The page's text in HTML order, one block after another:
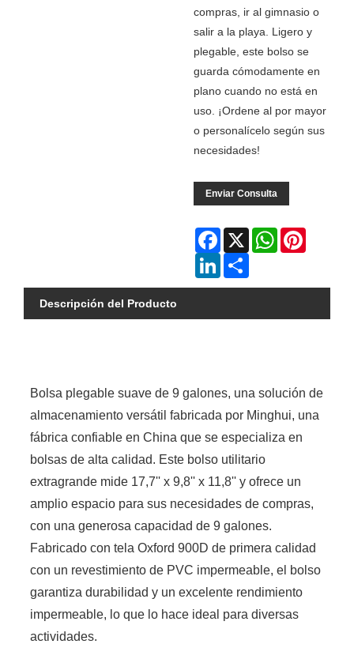
compras, ir al gimnasio o
salir a la playa. Ligero y
plegable, este bolso se
guarda cómodamente en
plano cuando no está en
uso. ¡Ordene al por mayor
o personalícelo según sus
necesidades!
Enviar Consulta
Facebook
X WhatsApp
LinkedIn
Descripción del Producto
Bolsa plegable suave de 9 galones, una solución de
almacenamiento versátil fabricada por Minghui, una
fábrica confiable en China que se especializa en
bolsas de alta calidad. Este bolso utilitario
extragrande mide 17,7'' x 9,8'' x 11,8'' y ofrece un
amplio espacio para sus necesidades de compras,
con una generosa capacidad de 9 galones.
Fabricado con tela Oxford 900D de primera calidad
con un revestimiento de PVC impermeable, el bolso
garantiza durabilidad y un excelente rendimiento
impermeable, lo que lo hace ideal para diversas
actividades.